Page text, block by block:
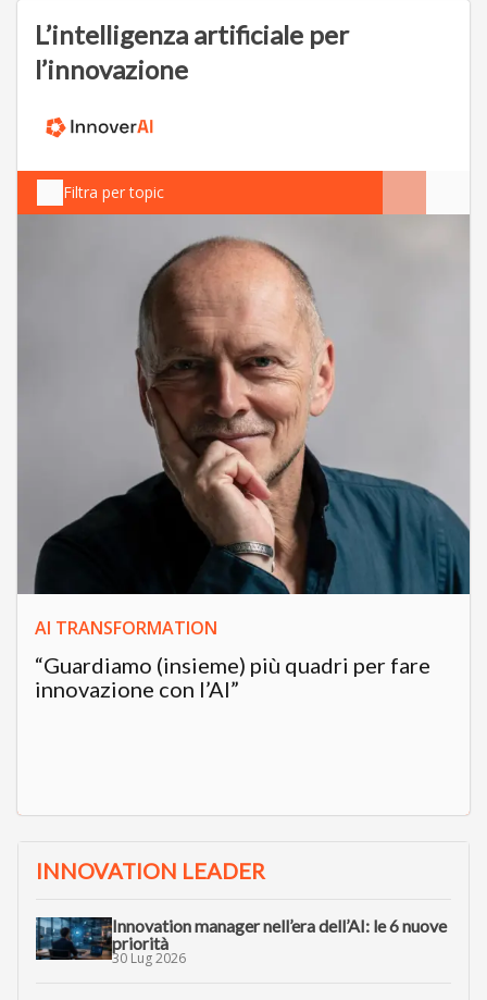
L’intelligenza artificiale per
l’innovazione
Filtra per topic
AI TRANSFORMATION
“Guardiamo (insieme) più quadri per fare
innovazione con l’AI”
INNOVATION LEADER
Innovation manager nell’era dell’AI: le 6 nuove
priorità
30 Lug 2026